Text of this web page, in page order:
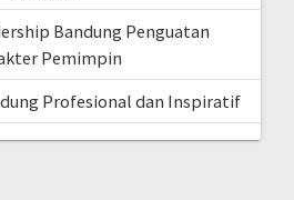
Bandung Penguatan
Pemimpin
Profesional dan Inspiratif